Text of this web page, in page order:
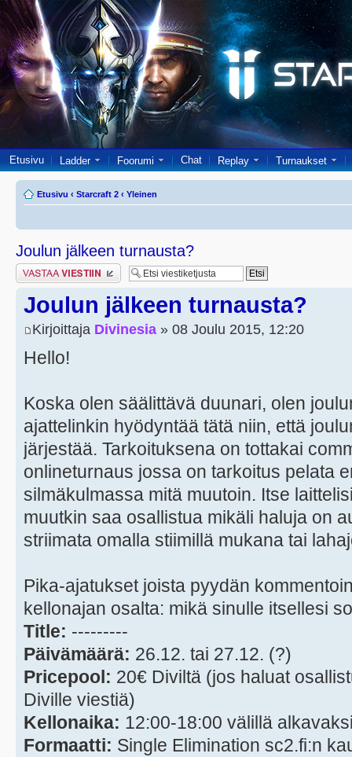
Etusivu Ladder Foorumi Chat Replay Turnaukset
Etusivu ‹ Starcraft 2 ‹ Yleinen
Joulun jälkeen turnausta?
Lähetä vastaus
Joulun jälkeen turnausta?
Kirjoittaja Divinesia » 08 Joulu 2015, 12:20
Hello!
Koska olen säälittävä duunari, olen
ajattelinkin hyödyntää tätä niin, että
järjestää. Tarkoituksena on tottakai
onlineturnaus jossa on tarkoitus pelata
silmäkulmassa mitä muutoin. Itse
muutkin saa osallistua mikäli haluja on
striimata omalla stiimillä mukana tai
Pika-ajatukset joista pyydän
kellonajan osalta: mikä sinulle itsellesi
Title: ---------
Päivämäärä: 26.12. tai 27.12. (?)
Pricepool: 20€ Diviltä (jos haluat
Diville viestiä)
Kellonaika: 12:00-18:00 välillä
Formaatti: Single Elimination sc2.fi:n